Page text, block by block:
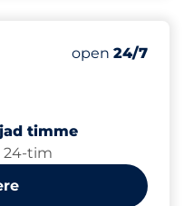
Number of
Total
Friday&nbsp
open 24/7
timme
24-tim